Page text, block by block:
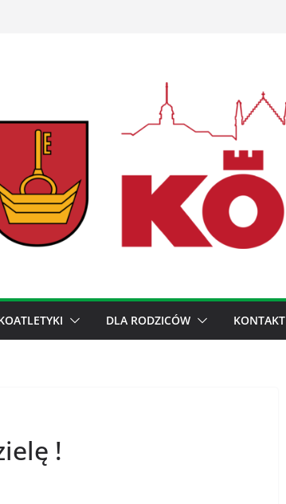
DLA RODZICÓW KONTAKT
!